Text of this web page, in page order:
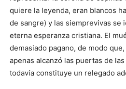
quiere la leyenda, eran blancos
de sangre) y las siemprevivas se
eterna esperanza cristiana. El
demasiado pagano, de modo
apenas alcanzó las puertas de
todavía constituye un relegado